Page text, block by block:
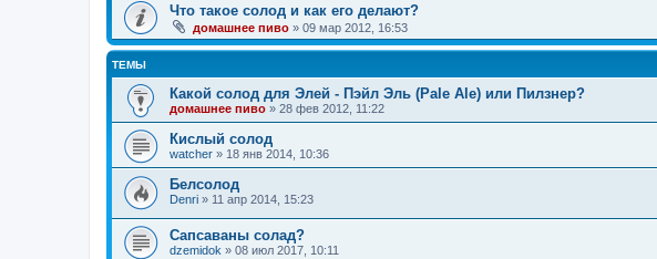
Что такое солод и как его делают?
домашнее пиво » 09 мар 2012, 16:53
ТЕМЫ
Какой солод для Элей - Пэйл Эль (Pale Ale) или Пилзнер?
домашнее пиво » 28 фев 2012, 11:22
Кислый солод
watcher » 18 янв 2014, 10:36
Белсолод
Denri » 11 апр 2014, 15:23
Сапсаваны солад?
dzemidok » 08 июл 2017, 10:11